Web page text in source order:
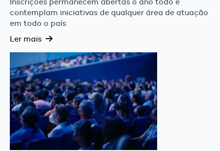
Inscrições permanecem abertas o ano todo e
contemplam iniciativas de qualquer área de atuação
em todo o país
Ler mais